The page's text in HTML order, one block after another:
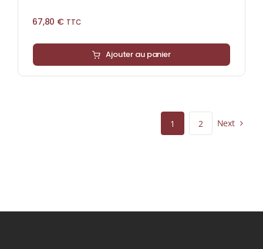
67,80 € TTC
Ajouter au panier
1 2 Next